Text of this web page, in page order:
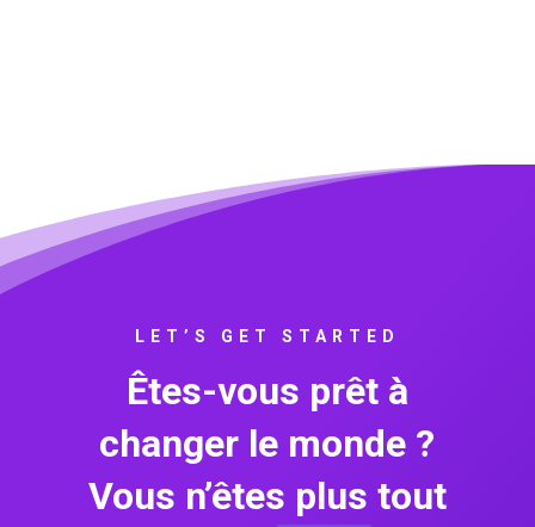
LET’S GET STARTED
Êtes-vous prêt à
changer le monde ?
Vous n’êtes plus tout